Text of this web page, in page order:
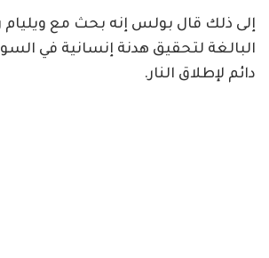
إلى ذلك قال بولس إنه بحث مع ويليام
البالغة لتحقيق هدنة إنسانية في
دائم لإطلاق النار.